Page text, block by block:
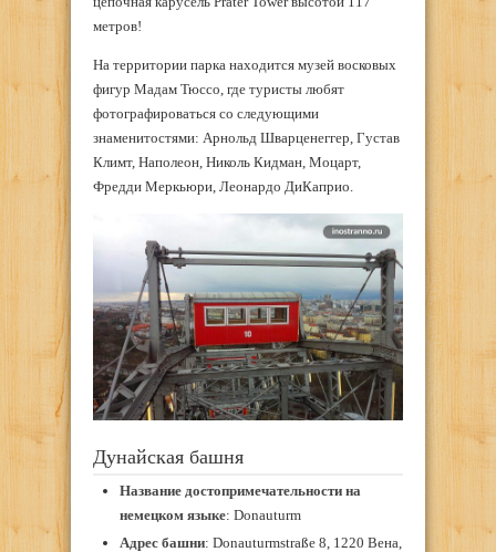
метров!
На территории парка находится музей восковых
фигур Мадам Тюссо, где туристы любят
фотографироваться со следующими
знаменитостями: Арнольд Шварценеггер, Густав
Климт, Наполеон, Николь Кидман, Моцарт,
Фредди Меркьюри, Леонардо ДиКаприо.
Дунайская башня
Название достопримечательности на
немецком языке: Donauturm
Адрес башни: Donauturmstraße 8, 1220 Вена,